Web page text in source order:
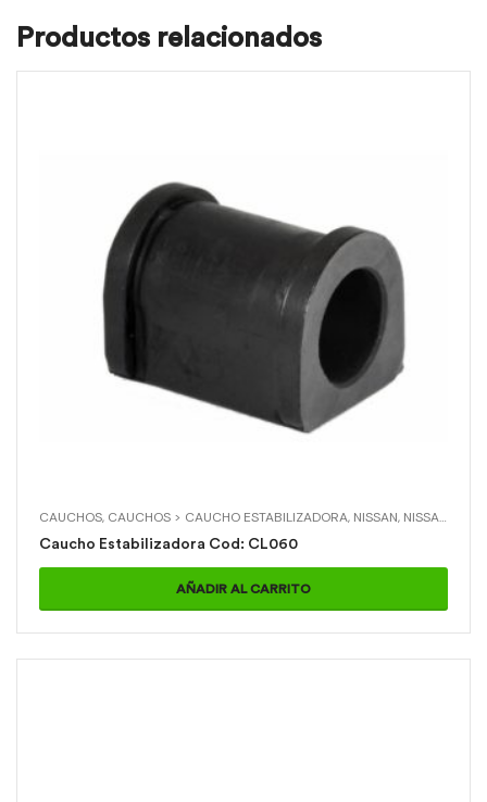
Productos relacionados
CAUCHOS, CAUCHOS > CAUCHO ESTABILIZADORA, NISSAN, NISSAN > D21 4X4 M/N
Caucho Estabilizadora Cod: CL060
AÑADIR AL CARRITO